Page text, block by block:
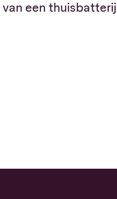
van een thuisbatterij